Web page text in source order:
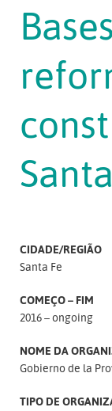
CIDADE/REGIÃO
Santa Fe
COMEÇO – FIM
2016 – ongoing
NOME DA
Gobierno de la
TIPO DE